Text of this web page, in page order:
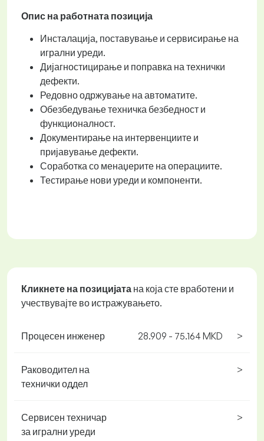
Опис на работната позиција
Инсталација, поставување и сервисирање на
игрални уреди.
Дијагностицирање и поправка на технички
дефекти.
Редовно одржување на автоматите.
Обезбедување техничка безбедност и
функционалност.
Документирање на интервенциите и
пријавување дефекти.
Соработка со менаџерите на операциите.
Тестирање нови уреди и компоненти.
Кликнете на позицијата на која сте вработени и
учествувајте во истражувањето.
Процесен инженер 28.909 - 75.164 MKD >
Раководител на
технички оддел
>
Сервисен техничар
за игрални уреди
>